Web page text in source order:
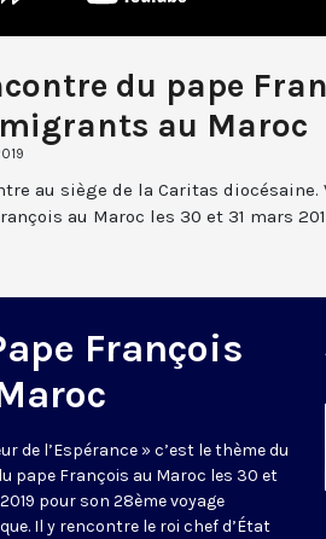
du pape
au Maroc
au siège de la Caritas diocésaine.
au Maroc les 30 et 31 mars
François
de l’Espérance » c’est le thème du
pape François au Maroc les 30 et
pour son 28ème voyage
Il y rencontre le roi chef d’État